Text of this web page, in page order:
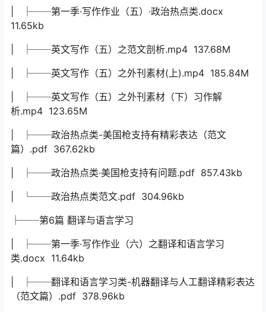
| ├──第一季·写作作业（五）·政治热点类.docx
11.65kb
| ├──英文写作（五）之范文剖析.mp4 137.68M
| ├──英文写作（五）之外刊素材(上).mp4 185.84M
| ├──英文写作（五）之外刊素材（下）习作解
析.mp4 123.65M
| ├──政治热点类-美国枪支持有精彩表达（范文
篇）.pdf 367.62kb
| ├──政治热点类·美国枪支持有问题.pdf 857.43kb
| └──政治热点类范文.pdf 304.96kb
├──第6篇 翻译与语言学习
| ├──第一季·写作作业（六）之翻译和语言学习
类.docx 11.64kb
| ├──翻译和语言学习类-机器翻译与人工翻译精彩表达
（范文篇）.pdf 378.96kb